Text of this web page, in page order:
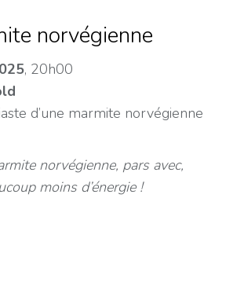
norvégienne
, 20h00
d’une marmite norvégienne
norvégienne, pars avec,
moins d’énergie !